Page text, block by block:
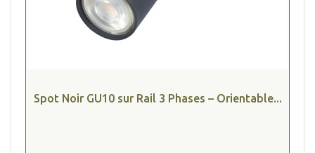
Spot Noir GU10 sur Rail 3 Phases – Orientable...